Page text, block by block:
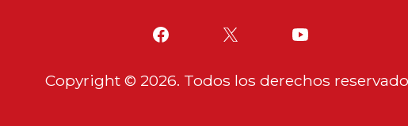
Copyright © 2026. Todos los derechos